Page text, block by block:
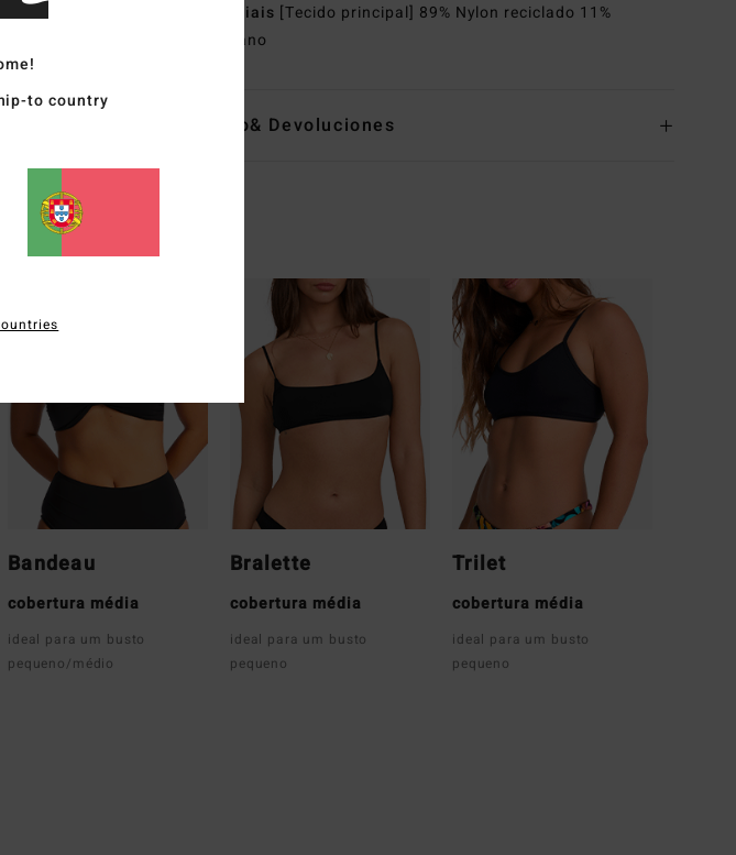
Materiais [Tecido principal] 89% Nylon reciclado 11%
Elastano
Envio& Devoluciones
Bandeau
cobertura média
ideal para um busto
pequeno/médio
Bralette
cobertura média
ideal para um busto
pequeno
Trilet
cobertura média
ideal para um busto
pequeno
to country